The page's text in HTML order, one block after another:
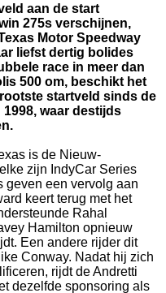
aan de start
275s verschijnen,
Motor Speedway
liefst dertig bolides
race in meer dan
500 om, beschikt het
startveld sinds de
waar destijds
is de Nieuw-
zijn IndyCar Series
geven een vervolg aan
keert terug met het
Rahal
Hamilton opnieuw
Een andere rijder dit
Conway. Nadat hij zich
rijdt de Andretti
dezelfde sponsoring als